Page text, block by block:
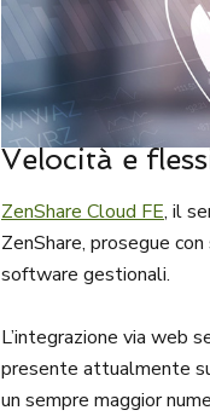
Velocità e
ZenShare Cloud FE, il
ZenShare, prosegue
software gestionali.
L’integrazione via web
presente attualmente
un sempre maggior